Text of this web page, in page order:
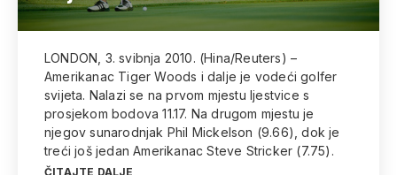
LONDON, 3. svibnja 2010. (Hina/Reuters) –
Amerikanac Tiger Woods i dalje je vodeći golfer
svijeta. Nalazi se na prvom mjestu ljestvice s
prosjekom bodova 11.17. Na drugom mjestu je
njegov sunarodnjak Phil Mickelson (9.66), dok je
treći još jedan Amerikanac Steve Stricker (7.75).
ČITAJTE DALJE